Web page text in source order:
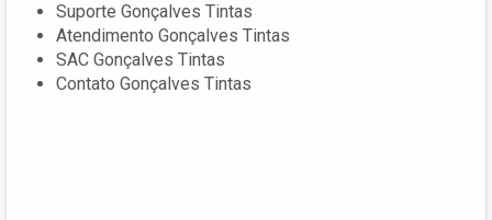
Suporte Gonçalves Tintas
Atendimento Gonçalves Tintas
SAC Gonçalves Tintas
Contato Gonçalves Tintas